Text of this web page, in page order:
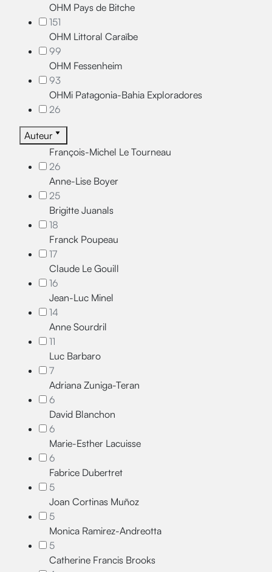
OHM Pays de Bitche
151
OHM Littoral Caraïbe
99
OHM Fessenheim
93
OHMi Patagonia-Bahia Exploradores
26
Auteur
François-Michel Le Tourneau
26
Anne-Lise Boyer
25
Brigitte Juanals
18
Franck Poupeau
17
Claude Le Gouill
16
Jean-Luc Minel
14
Anne Sourdril
11
Luc Barbaro
7
Adriana Zuniga-Teran
6
David Blanchon
6
Marie-Esther Lacuisse
6
Fabrice Dubertret
5
Joan Cortinas Muñoz
5
Monica Ramirez-Andreotta
5
Catherine Francis Brooks